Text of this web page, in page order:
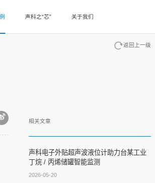
声科之“芯” 关于我们
返回上一级
相关文章
声科电子外贴超声波液位计助力台某工业
丁烷 / 丙烯储罐智能监测
2026-05-20